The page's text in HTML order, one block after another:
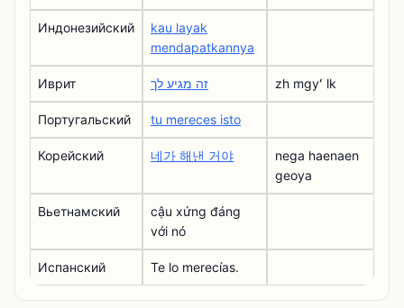
Индонезийский
kau layak
mendapatkannya
Иврит זה מגיע לך zh mgyʻ lk
Португальский tu mereces isto
Корейский 네가 해낸 거야
nega haenaen
geoya
Вьетнамский
cậu xứng đáng
với nó
Испанский Te lo merecías.